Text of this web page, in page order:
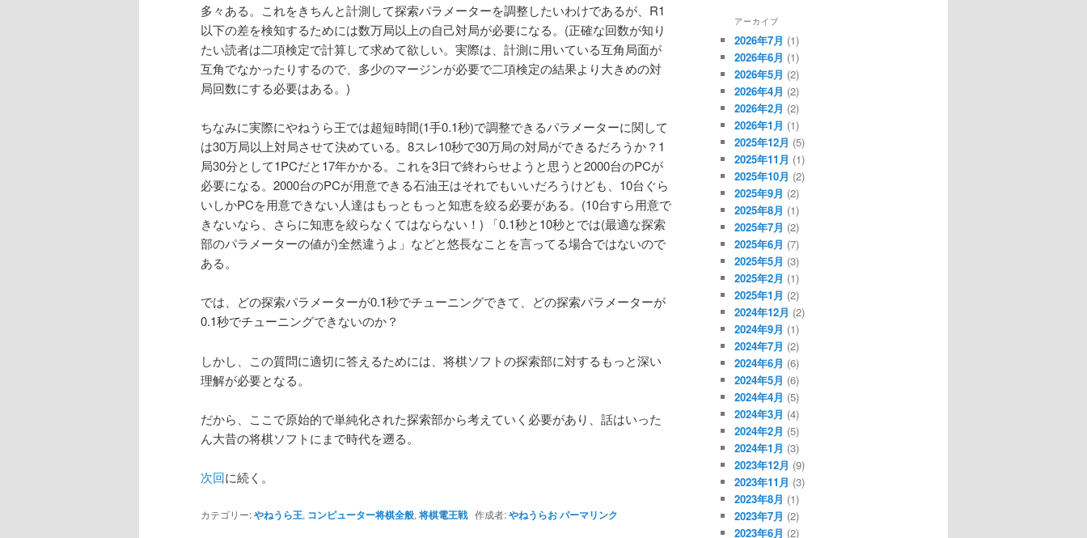
多々ある。これをきちんと計測して探索パラメーターを調整したいわけであるが、R1
以下の差を検知するためには数万局以上の自己対局が必要になる。(正確な回数が知り
たい読者は二項検定で計算して求めて欲しい。実際は、計測に用いている互角局面が
互角でなかったりするので、多少のマージンが必要で二項検定の結果より大きめの対
局回数にする必要はある。)
ちなみに実際にやねうら王では超短時間(1手0.1秒)で調整できるパラメーターに関して
は30万局以上対局させて決めている。8スレ10秒で30万局の対局ができるだろうか？1
局30分として1PCだと17年かかる。これを3日で終わらせようと思うと2000台のPCが
必要になる。2000台のPCが用意できる石油王はそれでもいいだろうけども、10台ぐら
いしかPCを用意できない人達はもっともっと知恵を絞る必要がある。(10台すら用意で
きないなら、さらに知恵を絞らなくてはならない！) 「0.1秒と10秒とでは(最適な探索
部のパラメーターの値が)全然違うよ」などと悠長なことを言ってる場合ではないので
ある。
では、どの探索パラメーターが0.1秒でチューニングできて、どの探索パラメーターが
0.1秒でチューニングできないのか？
しかし、この質問に適切に答えるためには、将棋ソフトの探索部に対するもっと深い
理解が必要となる。
だから、ここで原始的で単純化された探索部から考えていく必要があり、話はいった
ん大昔の将棋ソフトにまで時代を遡る。
次回に続く。
カテゴリー:やねうら王, コンピューター将棋全般, 将棋電王戦 作成者:やねうらおパーマリンク
アーカイブ
2026年7月 (1)
2026年6月 (1)
2026年5月 (2)
2026年4月 (2)
2026年2月 (2)
2026年1月 (1)
2025年12月 (5)
2025年11月 (1)
2025年10月 (2)
2025年9月 (2)
2025年8月 (1)
2025年7月 (2)
2025年6月 (7)
2025年5月 (3)
2025年2月 (1)
2025年1月 (2)
2024年12月 (2)
2024年9月 (1)
2024年7月 (2)
2024年6月 (6)
2024年5月 (6)
2024年4月 (5)
2024年3月 (4)
2024年2月 (5)
2024年1月 (3)
2023年12月 (9)
2023年11月 (3)
2023年8月 (1)
2023年7月 (2)
2023年6月 (2)